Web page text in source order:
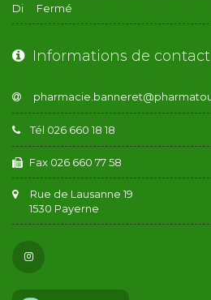
Di Fermé
Informations de contact
Tél 026 660 18 18
Fax 026 660 77 58
Rue de Lausanne 19
1530 Payerne